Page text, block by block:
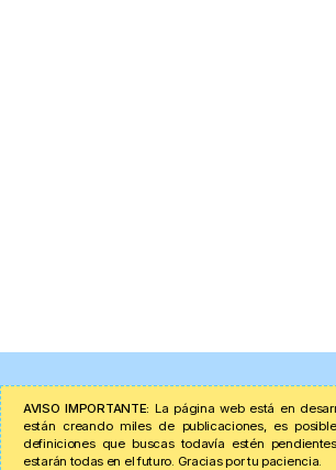
AVISO IMPORTANTE: La página web está en
están creando miles de publicaciones, es
definiciones que buscas todavía estén
estarán todas en el futuro. Gracias por tu paciencia.